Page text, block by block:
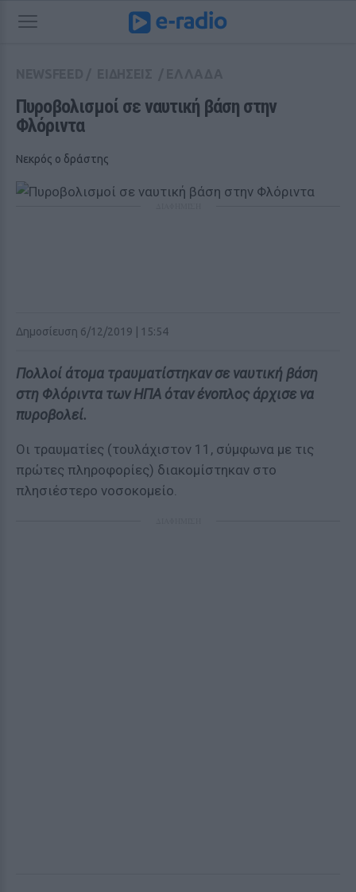
Πυροβολισμοί σε ναυτική βάση στην
Φλόριντα
Νεκρός ο δράστης
Δημοσίευση 6/12/2019 | 15:54
Πολλοί άτομα τραυματίστηκαν σε ναυτική βάση
στη Φλόριντα των ΗΠΑ όταν ένοπλος άρχισε να
πυροβολεί.
Οι τραυματίες (τουλάχιστον 11, σύμφωνα με τις
πρώτες πληροφορίες) διακομίστηκαν στο
πλησιέστερο νοσοκομείο.